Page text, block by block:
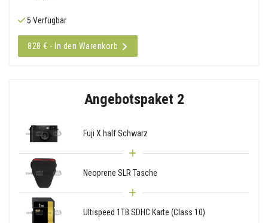
5 Verfügbar
828 € - In den Warenkorb
Angebotspaket 2
Fuji X half Schwarz
Neoprene SLR Tasche
Ultispeed 1TB SDHC Karte (Class 10)